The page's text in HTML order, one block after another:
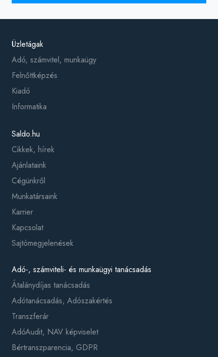
Üzletágak
Adó, számvitel, munkaügy
Felnőttképzés
Kiadó
Informatika
Saldo.hu
Cikkek, hírek
Ajánlataink
Cégünkről
Munkatársaink
Karrier
Kapcsolat
Sajtómegjelenések
Adó-, számviteli- és munkaügyi tanácsadás
Átalánydíjas tanácsadás
Adótanácsadás, Adószakértés
Transzferár
AdóAudit, NAV képviselet
Bértranszparencia, GDPR